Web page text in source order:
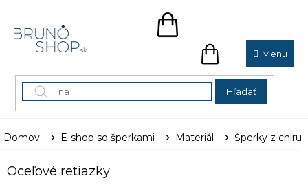
obsah
Hľadať
NÁKUPNÝ
NÁKUPNÝ
KOŠÍK
Domov E-shop so šperkami Materiál Šperky z
Oceľové retiazky